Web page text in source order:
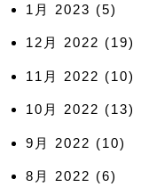
1月 2023 (5)
12月 2022 (19)
11月 2022 (10)
10月 2022 (13)
9月 2022 (10)
8月 2022 (6)